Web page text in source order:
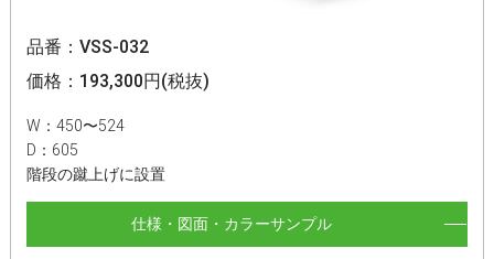
品番：VSS-032
価格：193,300円(税抜)
W：450〜524
D：605
階段の蹴上げに設置
仕様・図面・カラーサンプル